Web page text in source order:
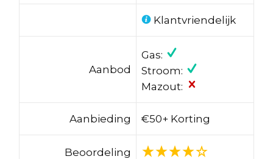
Klantvriendelijk
Aanbod
Gas:
Stroom:
Mazout:
Aanbieding €50+ Korting
Beoordeling